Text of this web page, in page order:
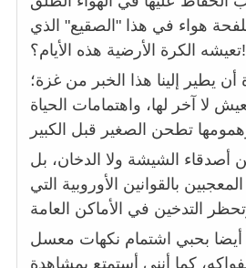
هواء في هذا "الصقيع" الذي
تعيشه الكرة الأرضية هذه الأيام؟!
أن يطير إلينا هذا الخبر من غزة؛
لا آخر لها، واهتمامات الحياة
الشيشة ولا الدخان، بل
بالقوانين الأوروبية التي
بحبي اشتمام نكهات معسل
كما أنني أستمتع بمشاهدة